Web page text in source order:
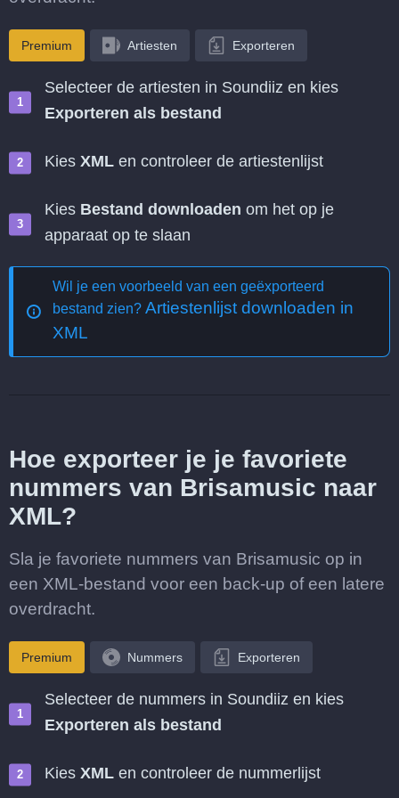
Premium Artiesten Exporteren
Selecteer de artiesten in Soundiiz en kies
Exporteren als bestand
Kies XML en controleer de artiestenlijst
Kies Bestand downloaden om het op je
apparaat op te slaan
Wil je een voorbeeld van een geëxporteerd
bestand zien? Artiestenlijst downloaden in
XML
Hoe exporteer je je favoriete
nummers van Brisamusic naar
XML?
Sla je favoriete nummers van Brisamusic op in
een XML-bestand voor een back-up of een latere
overdracht.
Premium Nummers Exporteren
Selecteer de nummers in Soundiiz en kies
Exporteren als bestand
Kies XML en controleer de nummerlijst